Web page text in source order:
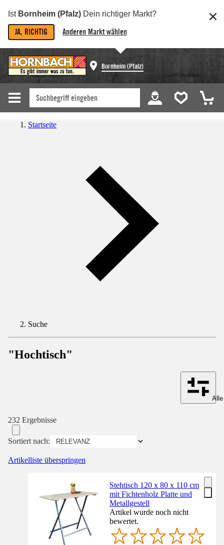
Ist Bornheim (Pfalz) Dein richtiger Markt?
JA, RICHTIG Anderen Markt wählen
Bornheim (Pfalz)
Startseite
Suche
"Hochtisch"
232 Ergebnisse
Sortiert nach:
Artikelliste überspringen
Stehtisch 120 x 80 x 110 cm
mit Fichtenholz Platte und
Metallgestell
Artikel wurde noch nicht
bewertet.